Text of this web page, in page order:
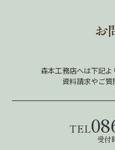
お
森本工務店へは下記よ
資料請求やご質
TEL
受付